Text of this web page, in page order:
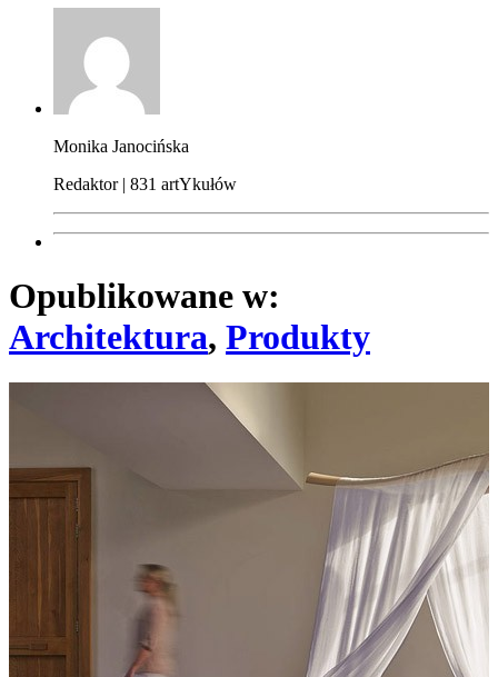
Monika Janocińska
Redaktor | 831 artYkułów
Opublikowane w:
Architektura, Produkty